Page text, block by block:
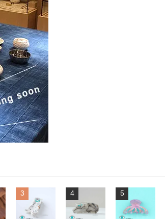
3 4 5